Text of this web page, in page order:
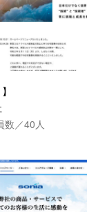
／40人